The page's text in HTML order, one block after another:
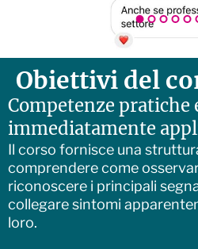
Obiettivi del
Competenze
immediatamente
Il corso fornisce una
comprendere come
riconoscere i principali
collegare sintomi
loro.